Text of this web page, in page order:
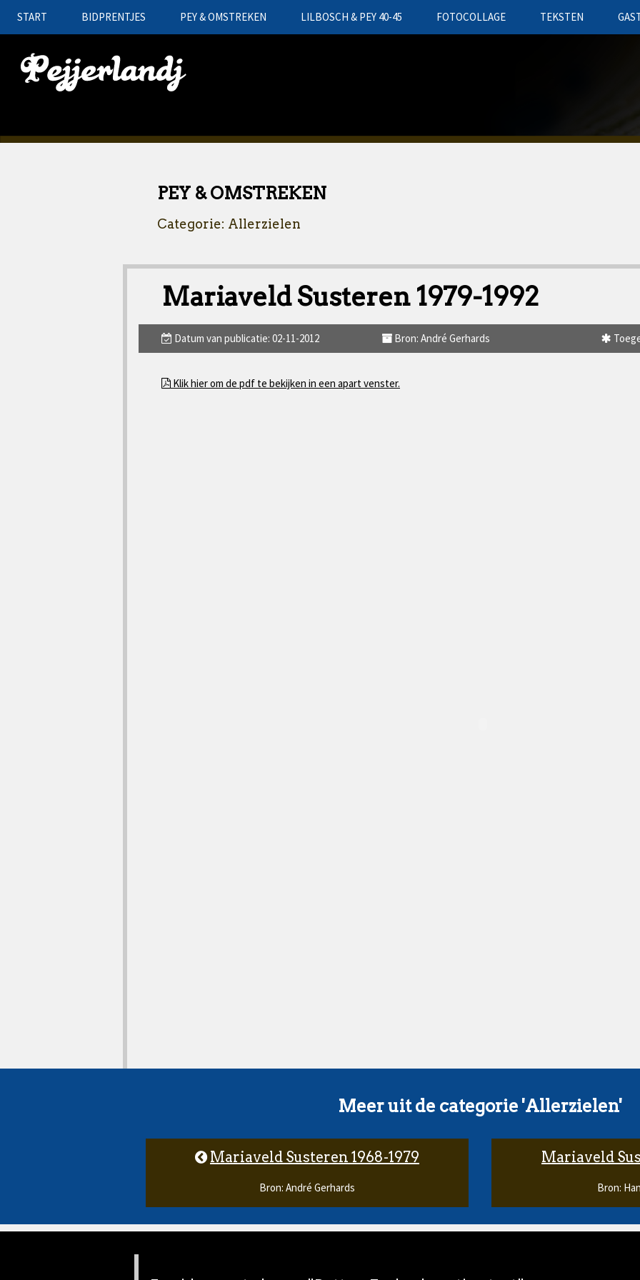
START BIDPRENTJES PEY & OMSTREKEN LILBOSCH & PEY 40-45 FOTOCOLLAGE TEKSTEN
PEY & OMSTREKEN
Categorie: Allerzielen
Mariaveld Susteren 1979-1992
Datum van publicatie: 02-11-2012 Bron: André Gerhards
Klik hier om de pdf te bekijken in een apart venster.
Meer uit de categorie 'Allerzielen'
Mariaveld Susteren 1968-1979
Bron: André Gerhards
Mariaveld
Bron: